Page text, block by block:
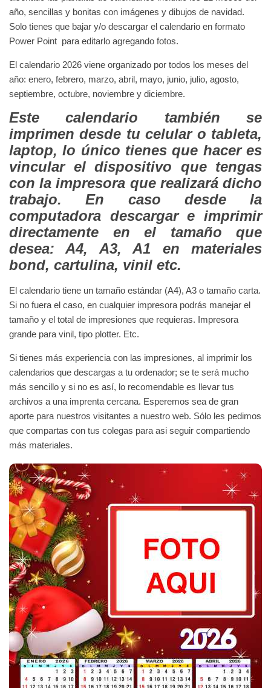
año, sencillas y bonitas con imágenes y dibujos de navidad.
Solo tienes que bajar y/o descargar el calendario en formato
Power Point para editarlo agregando fotos.
El calendario 2026 viene organizado por todos los meses del
año: enero, febrero, marzo, abril, mayo, junio, julio, agosto,
septiembre, octubre, noviembre y diciembre.
Este calendario también se
imprimen desde tu celular o tableta,
laptop, lo único tienes que hacer es
vincular el dispositivo que tengas
con la impresora que realizará dicho
trabajo. En caso desde la
computadora descargar e imprimir
directamente en el tamaño que
desea: A4, A3, A1 en materiales
bond, cartulina, vinil etc.
El calendario tiene un tamaño estándar (A4), A3 o tamaño carta.
Si no fuera el caso, en cualquier impresora podrás manejar el
tamaño y el total de impresiones que requieras. Impresora
grande para vinil, tipo plotter. Etc.
Si tienes más experiencia con las impresiones, al imprimir los
calendarios que descargas a tu ordenador; se te será mucho
más sencillo y si no es así, lo recomendable es llevar tus
archivos a una imprenta cercana. Esperemos sea de gran
aporte para nuestros visitantes a nuestro web. Sólo les pedimos
que compartas con tus colegas para asi seguir compartiendo
más materiales.